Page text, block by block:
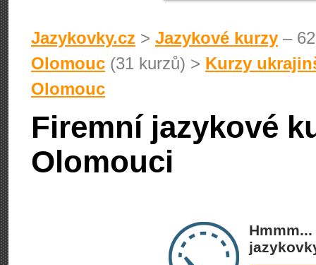
Jazykovky.cz > Jazykové kurzy –
Olomouc (31 kurzů) > Kurzy
Olomouc
Firemní jazykové
Olomouci